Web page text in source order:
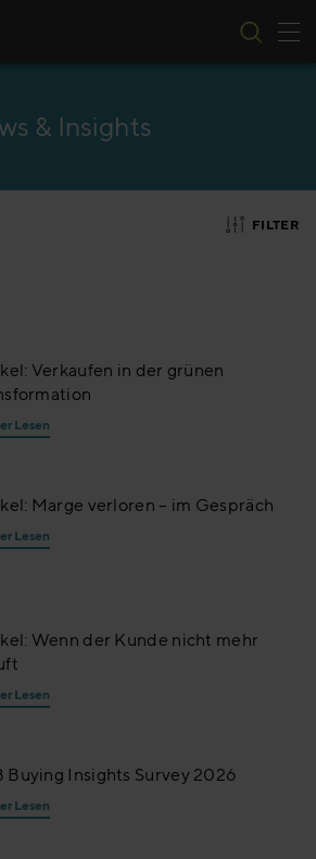
springen
& Insights
FILTER
Verkaufen in der grünen
Lesen
Marge verloren – im Gespräch
Lesen
Wenn der Kunde nicht mehr
Lesen
Buying Insights Survey 2026
Lesen